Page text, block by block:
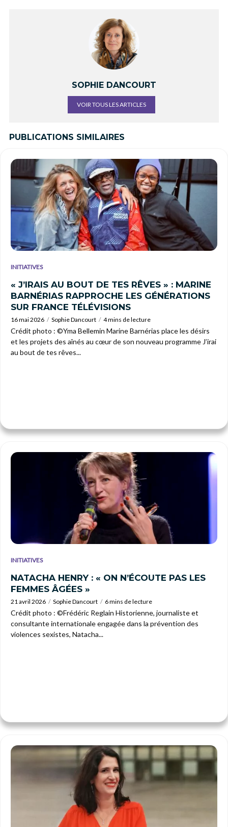
SOPHIE DANCOURT
VOIR TOUS LES ARTICLES
PUBLICATIONS SIMILAIRES
INITIATIVES
« J’IRAIS AU BOUT DE TES RÊVES » : MARINE
BARNÉRIAS RAPPROCHE LES GÉNÉRATIONS
SUR FRANCE TÉLÉVISIONS
16 mai 2026 Sophie Dancourt 4 mins de lecture
Crédit photo : ©Yma Bellemin Marine Barnérias place les désirs
et les projets des aînés au cœur de son nouveau programme J’irai
au bout de tes rêves...
INITIATIVES
NATACHA HENRY : « ON N’ÉCOUTE PAS LES
FEMMES ÂGÉES »
21 avril 2026 Sophie Dancourt 6 mins de lecture
Crédit photo : ©Frédéric Reglain Historienne, journaliste et
consultante internationale engagée dans la prévention des
violences sexistes, Natacha...